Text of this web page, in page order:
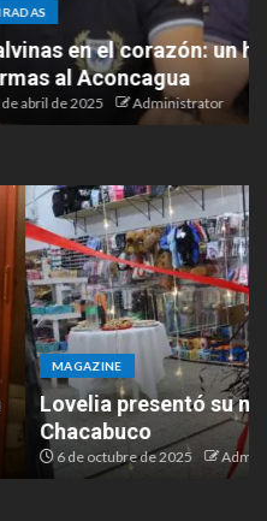
homenaje desde las
espacio en Ruta 9 y